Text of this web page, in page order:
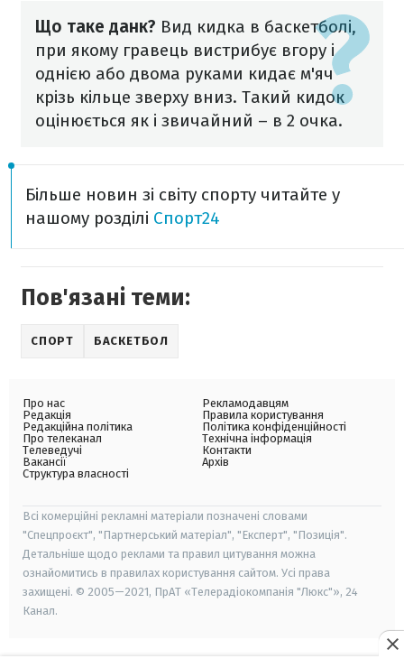
Що таке данк? Вид кидка в баскетболі,
при якому гравець вистрибує вгору і
однією або двома руками кидає м'яч
крізь кільце зверху вниз. Такий кидок
оцінюється як і звичайний – в 2 очка.
Більше новин зі світу спорту читайте у
нашому розділі Спорт24
Пов'язані теми:
СПОРТ БАСКЕТБОЛ
Про нас
Редакція
Редакційна політика
Про телеканал
Телеведучі
Вакансії
Структура власності
Рекламодавцям
Правила користування
Політика конфіденційності
Технічна інформація
Контакти
Архів
Всі комерційні рекламні матеріали позначені словами
"Спецпроєкт", "Партнерський матеріал", "Експерт", "Позиція".
Детальніше щодо реклами та правил цитування можна
ознайомитись в правилах користування сайтом. Усі права
захищені. © 2005—2021, ПрАТ «Телерадіокомпанія "Люкс"», 24
Канал.